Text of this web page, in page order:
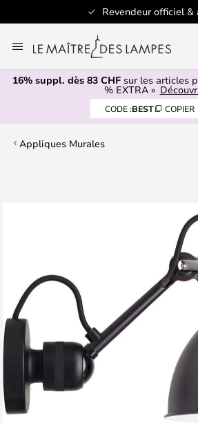
Revendeur officiel &
au
contenu
16% suppl. dès 83 CHF sur les articles
% EXTRA »
CODE :BEST COPIER
Appliques Murales
images
gallery